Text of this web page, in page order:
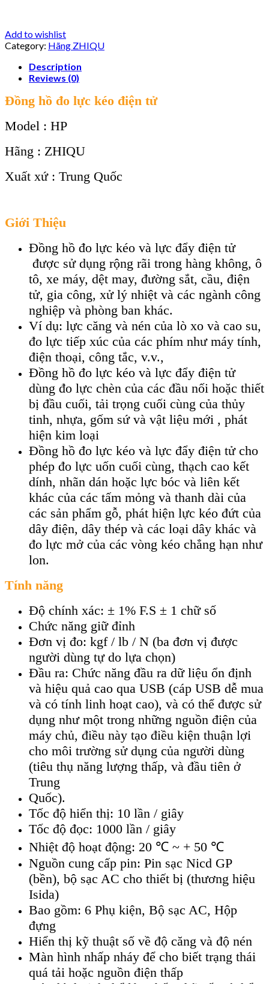
Add to wishlist
Category: Hãng ZHIQU
Description
Reviews (0)
Đồng hồ đo lực kéo điện tử
Model : HP
Hãng : ZHIQU
Xuất xứ : Trung Quốc
Giới Thiệu
Đồng hồ đo lực kéo và lực đẩy điện tử
được sử dụng rộng rãi trong hàng không, ô
tô, xe máy, dệt may, đường sắt, cầu, điện
tử, gia công, xử lý nhiệt và các ngành công
nghiệp và phòng ban khác.
Ví dụ: lực căng và nén của lò xo và cao su,
đo lực tiếp xúc của các phím như máy tính,
điện thoại, công tắc, v.v.,
Đồng hồ đo lực kéo và lực đẩy điện tử
dùng đo lực chèn của các đầu nối hoặc thiết
bị đầu cuối, tải trọng cuối cùng của thủy
tinh, nhựa, gốm sứ và vật liệu mới , phát
hiện kim loại
Đồng hồ đo lực kéo và lực đẩy điện tử cho
phép đo lực uốn cuối cùng, thạch cao kết
dính, nhãn dán hoặc lực bóc và liên kết
khác của các tấm mỏng và thanh dài của
các sản phẩm gỗ, phát hiện lực kéo đứt của
dây điện, dây thép và các loại dây khác và
đo lực mở của các vòng kéo chẳng hạn như
lon.
Tính năng
Độ chính xác: ± 1% F.S ± 1 chữ số
Chức năng giữ đỉnh
Đơn vị đo: kgf / lb / N (ba đơn vị được
người dùng tự do lựa chọn)
Đầu ra: Chức năng đầu ra dữ liệu ổn định
và hiệu quả cao qua USB (cáp USB dễ mua
và có tính linh hoạt cao), và có thể được sử
dụng như một trong những nguồn điện của
máy chủ, điều này tạo điều kiện thuận lợi
cho môi trường sử dụng của người dùng
(tiêu thụ năng lượng thấp, và đầu tiên ở
Trung
Quốc).
Tốc độ hiển thị: 10 lần / giây
Tốc độ đọc: 1000 lần / giây
Nhiệt độ hoạt động: 20 ℃ ~ + 50 ℃
Nguồn cung cấp pin: Pin sạc Nicd GP
(bền), bộ sạc AC cho thiết bị (thương hiệu
Isida)
Bao gồm: 6 Phụ kiện, Bộ sạc AC, Hộp
đựng
Hiển thị kỹ thuật số về độ căng và độ nén
Màn hình nhấp nháy để cho biết trạng thái
quá tải hoặc nguồn điện thấp